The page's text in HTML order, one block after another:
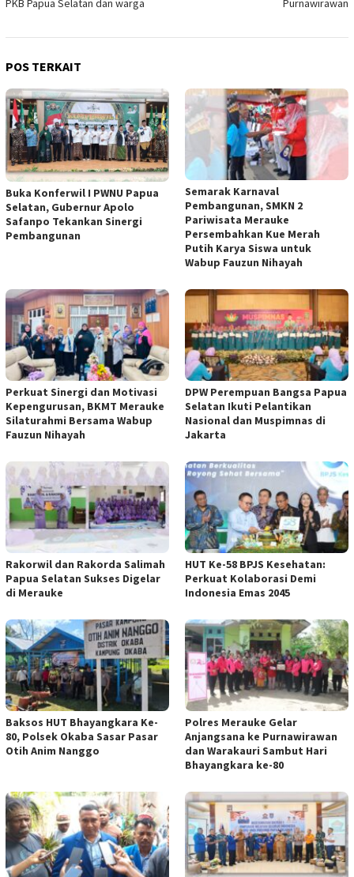
PKB Papua Selatan dan warga Purnawirawan
POS TERKAIT
Buka Konferwil I PWNU Papua
Selatan, Gubernur Apolo
Safanpo Tekankan Sinergi
Pembangunan
Semarak Karnaval
Pembangunan, SMKN 2
Pariwisata Merauke
Persembahkan Kue Merah
Putih Karya Siswa untuk
Wabup Fauzun Nihayah
Perkuat Sinergi dan Motivasi
Kepengurusan, BKMT Merauke
Silaturahmi Bersama Wabup
Fauzun Nihayah
DPW Perempuan Bangsa Papua
Selatan Ikuti Pelantikan
Nasional dan Muspimnas di
Jakarta
Rakorwil dan Rakorda Salimah
Papua Selatan Sukses Digelar
di Merauke
HUT Ke-58 BPJS Kesehatan:
Perkuat Kolaborasi Demi
Indonesia Emas 2045
Baksos HUT Bhayangkara Ke-
80, Polsek Okaba Sasar Pasar
Otih Anim Nanggo
Polres Merauke Gelar
Anjangsana ke Purnawirawan
dan Warakauri Sambut Hari
Bhayangkara ke-80